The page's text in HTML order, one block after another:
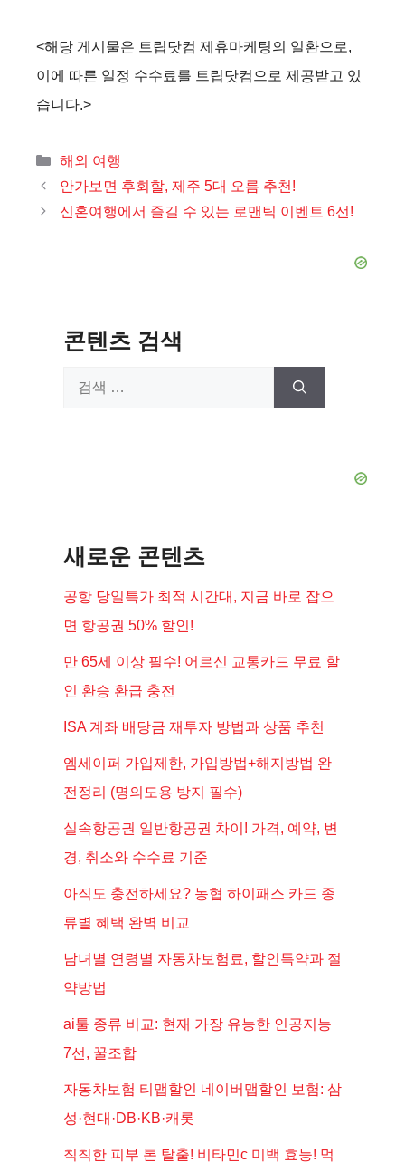
<해당 게시물은 트립닷컴 제휴마케팅의 일환으로,
이에 따른 일정 수수료를 트립닷컴으로 제공받고 있
습니다.>
카
테
리
해외 여행
안가보면 후회할, 제주 5대 오름 추천!
신혼여행에서 즐길 수 있는 로맨틱 이벤트 6선!
콘텐츠 검색
새로운 콘텐츠
공항 당일특가 최적 시간대, 지금 바로 잡으
면 항공권 50% 할인!
만 65세 이상 필수! 어르신 교통카드 무료 할
인 환승 환급 충전
ISA 계좌 배당금 재투자 방법과 상품 추천
엠세이퍼 가입제한, 가입방법+해지방법 완
전정리 (명의도용 방지 필수)
실속항공권 일반항공권 차이! 가격, 예약, 변
경, 취소와 수수료 기준
아직도 충전하세요? 농협 하이패스 카드 종
류별 혜택 완벽 비교
남녀별 연령별 자동차보험료, 할인특약과 절
약방법
ai툴 종류 비교: 현재 가장 유능한 인공지능
7선, 꿀조합
자동차보험 티맵할인 네이버맵할인 보험: 삼
성·현대·DB·KB·캐롯
칙칙한 피부 톤 탈출! 비타민c 미백 효능! 먹